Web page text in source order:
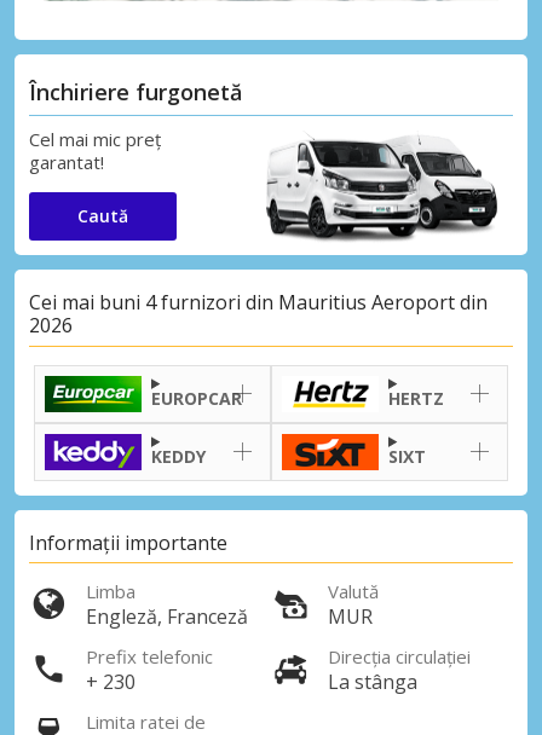
Închiriere furgonetă
Cel mai mic preț
garantat!
Caută
Cei mai buni 4 furnizori din Mauritius Aeroport din
2026
EUROPCAR HERTZ
KEDDY SIXT
Informații importante
Limba
Engleză, Franceză
Valută
MUR
Prefix telefonic
+ 230
Direcția circulației
La stânga
Limita ratei de